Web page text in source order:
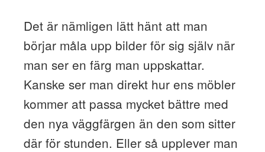
Det är nämligen lätt hänt att man
börjar måla upp bilder för sig själv när
man ser en färg man uppskattar.
Kanske ser man direkt hur ens möbler
kommer att passa mycket bättre med
den nya väggfärgen än den som sitter
där för stunden. Eller så upplever man